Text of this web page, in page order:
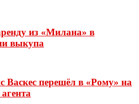
из «Милана» в
выкупа
Васкес перешёл в «Рому» на